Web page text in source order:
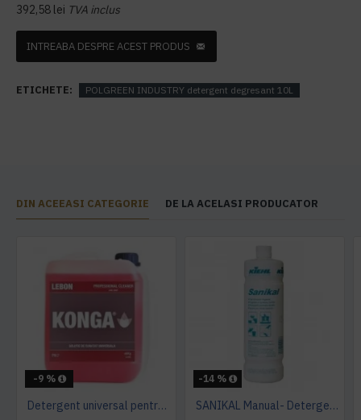
392,58 lei TVA inclus
INTREABA DESPRE ACEST PRODUS
ETICHETE: POLGREEN INDUSTRY detergent degresant 10L
DIN ACEEASI CATEGORIE DE LA ACELASI PRODUCATOR
-9 %
Detergent universal pentru suprafete, Professional Cleaner, Konga, 5 L
-14 %
SANIKAL Manual- Detergent pentru obiecte sanitare, 1 L, Kiehl